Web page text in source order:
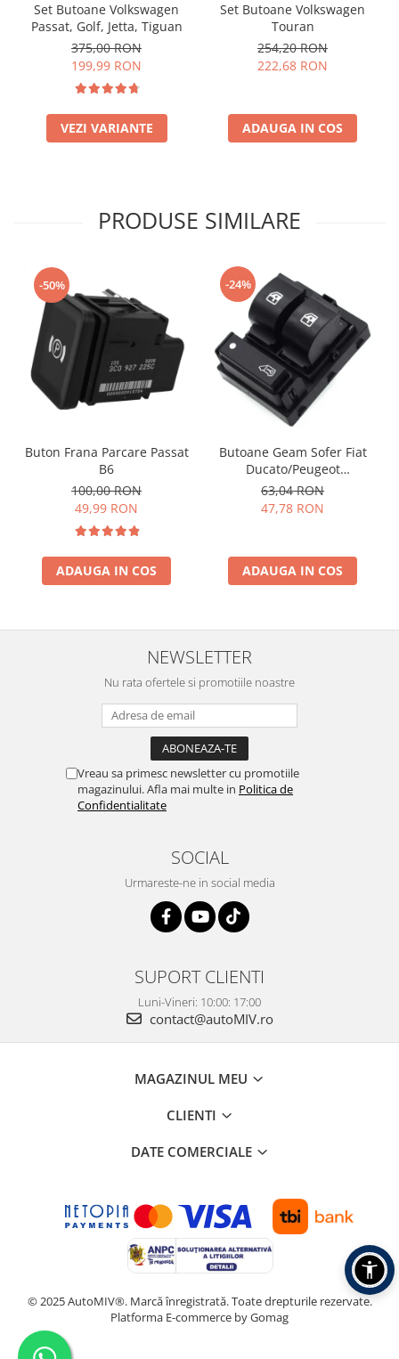
Set Butoane Volkswagen
Passat, Golf, Jetta, Tiguan
375,00 RON
199,99 RON
VEZI VARIANTE
Set Butoane Volkswagen
Touran
254,20 RON
222,68 RON
ADAUGA IN COS
PRODUSE SIMILARE
-50%
Buton Frana Parcare Passat
B6
100,00 RON
49,99 RON
ADAUGA IN COS
-24%
Butoane Geam Sofer Fiat
Ducato/Peugeot
Boxer/Citroen Jumper
63,04 RON
47,78 RON
ADAUGA IN COS
NEWSLETTER
Nu rata ofertele si promotiile noastre
Vreau sa primesc newsletter cu promotiile
magazinului. Afla mai multe in Politica de
Confidentialitate
SOCIAL
Urmareste-ne in social media
SUPORT CLIENTI
Luni-Vineri: 10:00: 17:00
contact@autoMIV.ro
MAGAZINUL MEU
CLIENTI
DATE COMERCIALE
© 2025 AutoMIV®. Marcă înregistrată. Toate drepturile rezervate.
Platforma E-commerce by Gomag